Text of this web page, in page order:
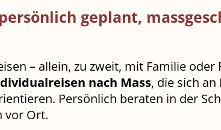
geplant,
– allein, zu zweit, mit Familie oder
nach Mass, die sich
Persönlich beraten in der
vor Ort.